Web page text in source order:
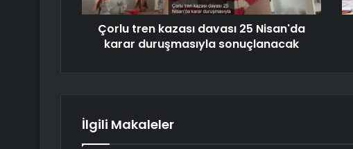
Çorlu tren kazası davası 25 Nisan'da
karar duruşmasıyla sonuçlanacak
İlgili Makaleler